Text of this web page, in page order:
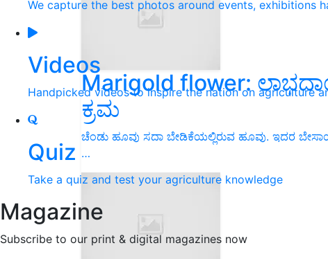
We capture the best photos around events, exhibitions
Videos
Handpicked videos to inspire the nation on agriculture
Quiz
Take a quiz and test your agriculture knowledge
Magazine
Subscribe to our print & digital magazines now
Marigold flower:
ಕ್ರಮ
ಚೆಂಡು ಹೂವು ಸದಾ ಬೇಡಿಕೆಯಲ್ಲಿರುವ ಹೂವು. ಇದರ
…